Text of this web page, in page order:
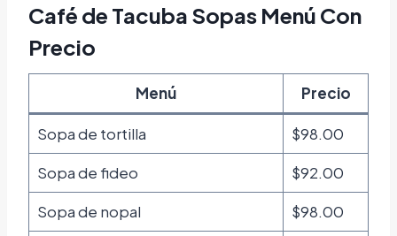
Café de Tacuba Sopas Menú Con
Precio
Menú Precio
Sopa de tortilla
$98.00
Sopa de fideo
$92.00
Sopa de nopal
$98.00